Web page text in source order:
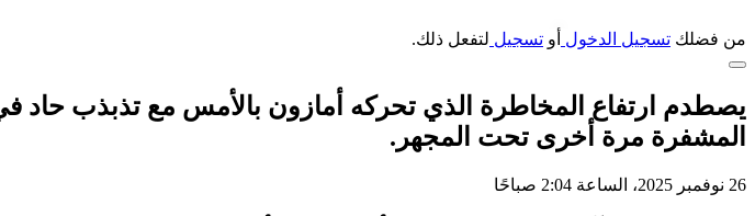
من فضلك تسجيل الدخول أو تسجيل لتفعل ذلك.
المشفرة مرة أخرى تحت المجهر.
26 نوفمبر 2025، الساعة 2:04 صباحًا